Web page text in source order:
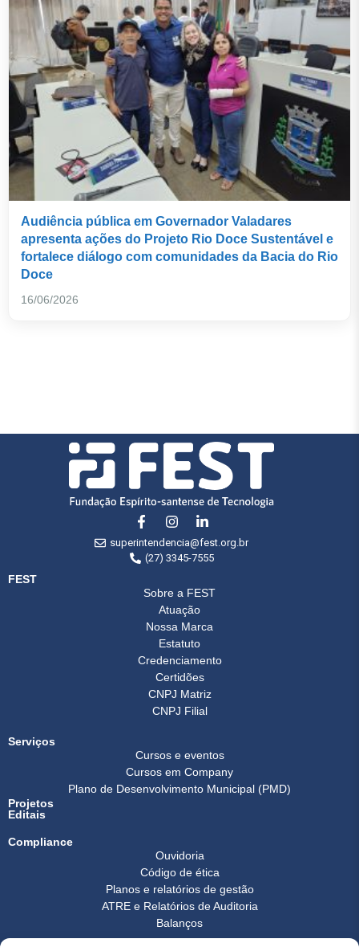
Audiência pública em Governador Valadares
apresenta ações do Projeto Rio Doce Sustentável e
fortalece diálogo com comunidades da Bacia do Rio
Doce
16/06/2026
superintendencia@fest.org.br
(27) 3345-7555
FEST
Sobre a FEST
Atuação
Nossa Marca
Estatuto
Credenciamento
Certidões
CNPJ Matriz
CNPJ Filial
Serviços
Cursos e eventos
Cursos em Company
Plano de Desenvolvimento Municipal (PMD)
Projetos
Editais
Compliance
Ouvidoria
Código de ética
Planos e relatórios de gestão
ATRE e Relatórios de Auditoria
Balanços